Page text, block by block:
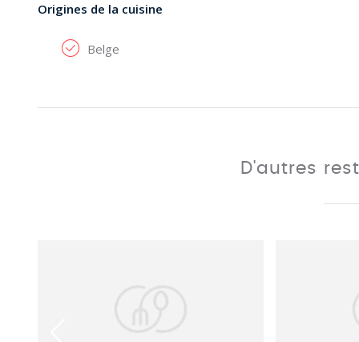
Origines de la cuisine
Belge
D'autres